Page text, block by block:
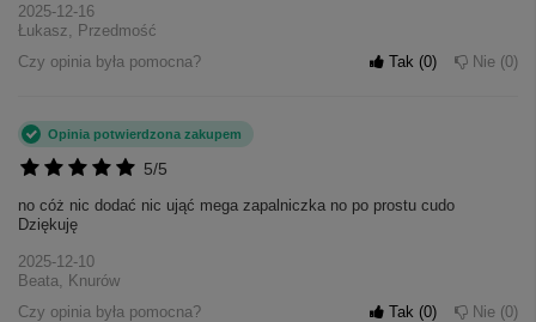
2025-12-16
Łukasz, Przedmość
Czy opinia była pomocna?
Tak 0 Nie 0
5/5
Opinia potwierdzona zakupem
no cóż nic dodać nic ująć mega zapalniczka no po prostu cudo
Dziękuję
2025-12-10
Beata, Knurów
Czy opinia była pomocna?
Tak 0 Nie 0